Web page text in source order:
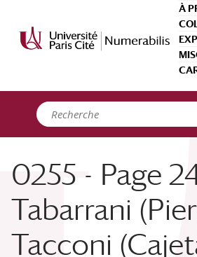
À
0255 - Page
Tabarrani
Tacconi